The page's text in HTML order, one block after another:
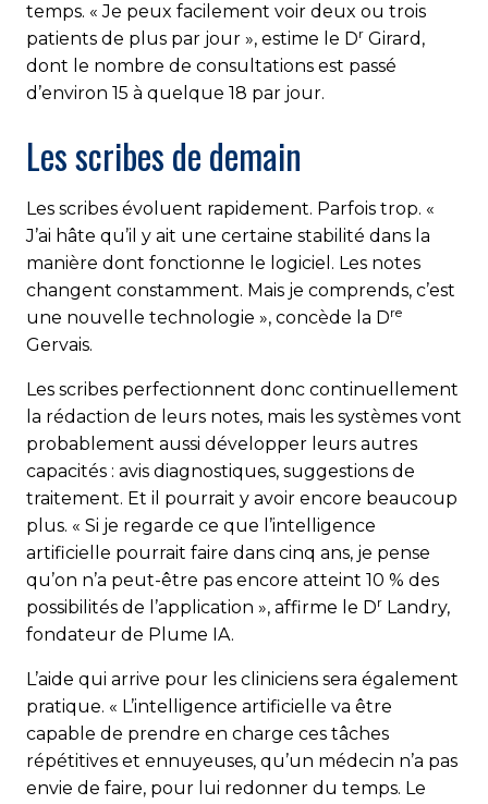
temps. « Je peux facilement voir deux ou trois
patients de plus par jour », estime le Dr Girard,
dont le nombre de consultations est passé
d’environ 15 à quelque 18 par jour.
Les scribes de demain
Les scribes évoluent rapidement. Parfois trop. «
J’ai hâte qu’il y ait une certaine stabilité dans la
manière dont fonctionne le logiciel. Les notes
changent constamment. Mais je comprends, c’est
une nouvelle technologie », concède la Dre
Gervais.
Les scribes perfectionnent donc continuellement
la rédaction de leurs notes, mais les systèmes vont
probablement aussi développer leurs autres
capacités : avis diagnostiques, sug­ges­tions de
traitement. Et il pourrait y avoir encore beau­coup
plus. « Si je regarde ce que l’intelligence
artificielle pourrait faire dans cinq ans, je pense
qu’on n’a peut-être pas encore atteint 10 % des
possibilités de l’application », affirme le Dr Landry,
fondateur de Plume IA.
L’aide qui arrive pour les cliniciens sera également
pratique. « L’intelligence artificielle va être
capable de prendre en charge ces tâches
répétitives et ennuyeuses, qu’un médecin n’a pas
envie de faire, pour lui redonner du temps. Le